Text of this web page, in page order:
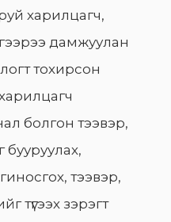
харилцагч,
дамжуулан
тохирсон
болгон тээвэр,
тээвэр,
түгээх зэрэгт